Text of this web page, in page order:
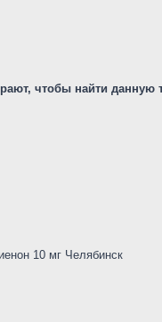
чтобы найти данную
10 мг Челябинск